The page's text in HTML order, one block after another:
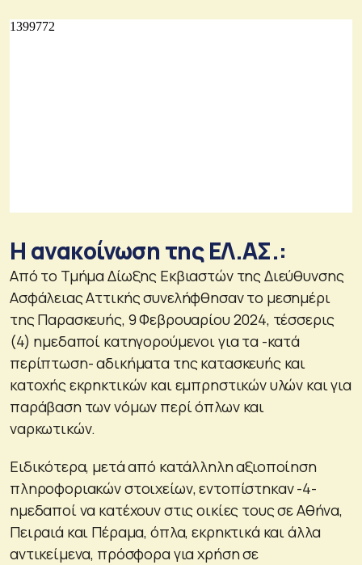
Η ανακοίνωση της ΕΛ.ΑΣ.:
Από το Τμήμα Δίωξης Εκβιαστών της Διεύθυνσης
Ασφάλειας Αττικής συνελήφθησαν το μεσημέρι
της Παρασκευής, 9 Φεβρουαρίου 2024, τέσσερις
(4) ημεδαποί κατηγορούμενοι για τα -κατά
περίπτωση- αδικήματα της κατασκευής και
κατοχής εκρηκτικών και εμπρηστικών υλών και για
παράβαση των νόμων περί όπλων και
ναρκωτικών.
Ειδικότερα, μετά από κατάλληλη αξιοποίηση
πληροφοριακών στοιχείων, εντοπίστηκαν -4-
ημεδαποί να κατέχουν στις οικίες τους σε Αθήνα,
Πειραιά και Πέραμα, όπλα, εκρηκτικά και άλλα
αντικείμενα, πρόσφορα για χρήση σε